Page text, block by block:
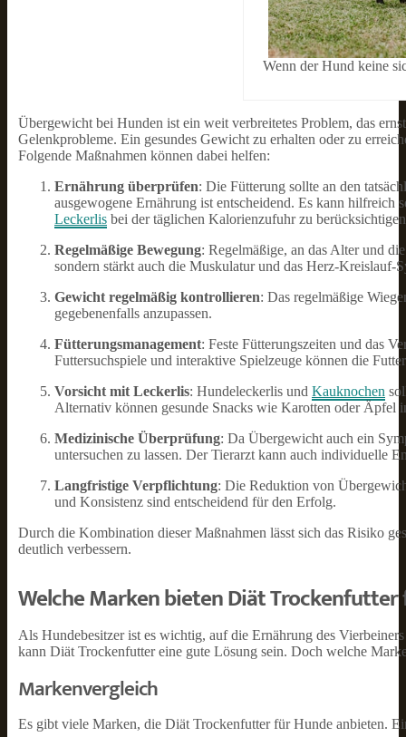
Wenn der Hund keine
Übergewicht bei Hunden ist ein weit verbreitetes Problem, das
Gelenkprobleme. Ein gesundes Gewicht zu erhalten oder zu
Folgende Maßnahmen können dabei helfen:
Ernährung überprüfen: Die Fütterung sollte an den
ausgewogene Ernährung ist entscheidend. Es kann hilfreich
Leckerlis bei der täglichen Kalorienzufuhr zu
Regelmäßige Bewegung: Regelmäßige, an das Alter und
sondern stärkt auch die Muskulatur und das Herz-Kreislauf-
Gewicht regelmäßig kontrollieren: Das regelmäßige
gegebenenfalls anzupassen.
Fütterungsmanagement: Feste Fütterungszeiten und das
Futtersuchspiele und interaktive Spielzeuge können die
Vorsicht mit Leckerlis: Hundeleckerlis und Kauknochen
Alternativ können gesunde Snacks wie Karotten oder Äpfel
Medizinische Überprüfung: Da Übergewicht auch ein
untersuchen zu lassen. Der Tierarzt kann auch individuelle
Langfristige Verpflichtung: Die Reduktion von
und Konsistenz sind entscheidend für den Erfolg.
Durch die Kombination dieser Maßnahmen lässt sich das Risiko
deutlich verbessern.
Welche Marken bieten Diät Trockenfutter
Als Hundebesitzer ist es wichtig, auf die Ernährung des
kann Diät Trockenfutter eine gute Lösung sein. Doch welche
Markenvergleich
Es gibt viele Marken, die Diät Trockenfutter für Hunde anbieten.